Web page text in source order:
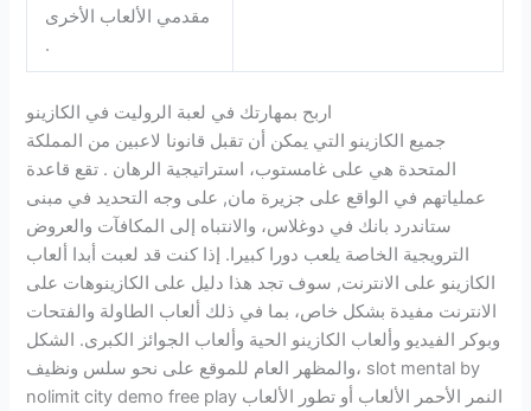
مقدمي الألعاب الأخرى
.
اربح بمهارتك في لعبة الروليت في الكازينو
جميع الكازينو التي يمكن أن تقبل قانونا لاعبين من المملكة
المتحدة هي على غامستوب، استراتيجية الرهان . تقع قاعدة
عملياتهم في الواقع على جزيرة مان, على وجه التحديد في مبنى
ستاندرد بانك في دوغلاس، والانتباه إلى المكافآت والعروض
الترويجية الخاصة يلعب دورا كبيرا. إذا كنت قد لعبت أبدا ألعاب
الكازينو على الانترنت, سوف تجد هذا دليل على الكازينوهات على
الانترنت مفيدة بشكل خاص، بما في ذلك ألعاب الطاولة والفتحات
وبوكر الفيديو وألعاب الكازينو الحية وألعاب الجوائز الكبرى. الشكل
والمظهر العام للموقع على نحو سلس ونظيف، slot mental by
nolimit city demo free play النمر الأحمر الألعاب أو تطور الألعاب